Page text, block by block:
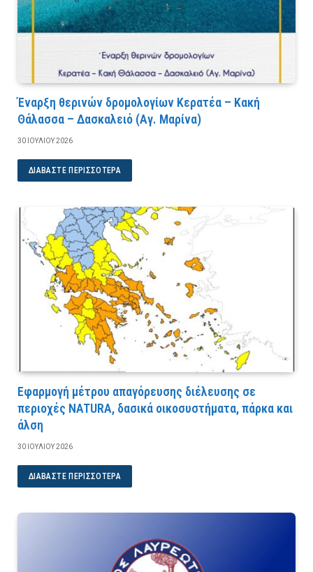
Έναρξη θερινών δρομολογίων Κερατέα – Κακή
Θάλασσα – Δασκαλειό (Αγ. Μαρίνα)
30 ΙΟΥΛΊΟΥ 2026
ΔΙΑΒΆΣΤΕ ΠΕΡΙΣΣΌΤΕΡΑ
Εφαρμογή μέτρου απαγόρευσης διέλευσης σε
περιοχές NATURA, δασικά οικοσυστήματα, πάρκα και
άλση
30 ΙΟΥΛΊΟΥ 2026
ΔΙΑΒΆΣΤΕ ΠΕΡΙΣΣΌΤΕΡΑ